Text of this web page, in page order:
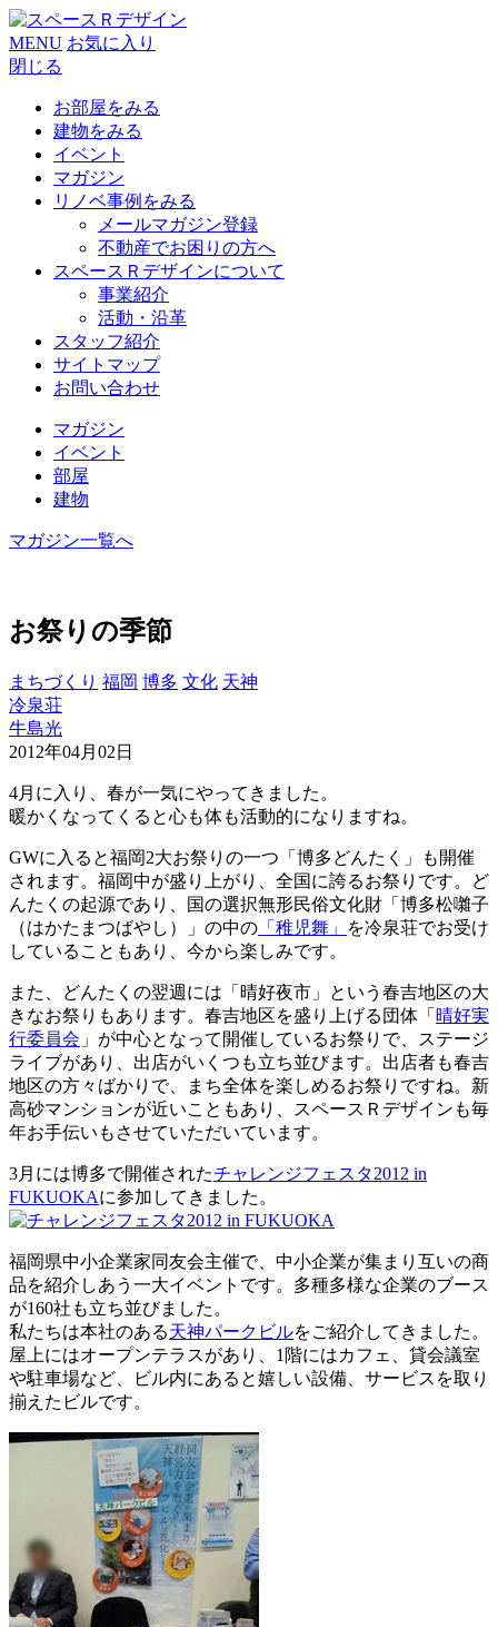
MENU お気に入り
閉じる
お部屋をみる
建物をみる
イベント
マガジン
リノベ事例をみる
メールマガジン登録
不動産でお困りの方へ
スペースＲデザインについて
事業紹介
活動・沿革
スタッフ紹介
サイトマップ
お問い合わせ
マガジン
イベント
部屋
建物
マガジン一覧へ
お祭りの季節
まちづくり 福岡 博多 文化 天神
冷泉荘
牛島光
2012年04月02日
4月に入り、春が一気にやってきました。
暖かくなってくると心も体も活動的になりますね。
GWに入ると福岡2大お祭りの一つ「博多どんたく」も開催
されます。福岡中が盛り上がり、全国に誇るお祭りです。ど
んたくの起源であり、国の選択無形民俗文化財「博多松囃子
（はかたまつばやし）」の中の 「稚児舞」
を冷泉荘でお受け
していることもあり、今から楽しみです。
また、どんたくの翌週には「晴好夜市」という春吉地区の大
きなお祭りもあります。春吉地区を盛り上げる団体「 晴好実
行委員会 」が中心となって開催しているお祭りで、ステージ
ライブがあり、出店がいくつも立ち並びます。出店者も春吉
地区の方々ばかりで、まち全体を楽しめるお祭りですね。新
高砂マンションが近いこともあり、スペースＲデザインも毎
年お手伝いもさせていただいています。
3月には博多で開催されたチャレンジフェスタ2012 in
FUKUOKAに参加してきました。
福岡県中小企業家同友会主催で、中小企業が集まり互いの商
品を紹介しあう一大イベントです。多種多様な企業のブース
が160社も立ち並びました。
私たちは本社のある天神パークビルをご紹介してきました。
屋上にはオープンテラスがあり、1階にはカフェ、貸会議室
や駐車場など、ビル内にあると嬉しい設備、サービスを取り
揃えたビルです。